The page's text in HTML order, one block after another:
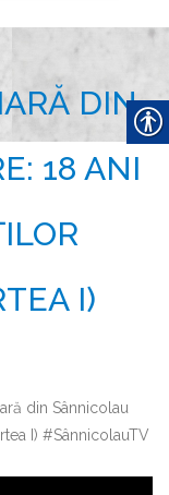
DIN
18 ANI
I)
din Sânnicolau
I) #SânnicolauTV